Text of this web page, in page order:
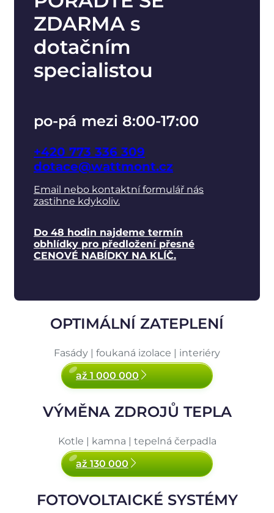
ZDARMA s
dotačním
specialistou
po-pá mezi 8:00-17:00
+420 773 336 309
dotace@wattmont.cz
Email nebo kontaktní formulář nás
zastihne kdykoliv.
Do 48 hodin najdeme termín
obhlídky pro předložení přesné
CENOVÉ NABÍDKY NA KLÍČ.
OPTIMÁLNÍ ZATEPLENÍ
Fasády | foukaná izolace | interiéry
až 1 000 000
VÝMĚNA ZDROJŮ TEPLA
Kotle | kamna | tepelná čerpadla
až 130 000
FOTOVOLTAICKÉ SYSTÉMY